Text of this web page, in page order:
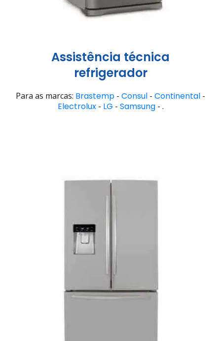
Assistência técnica
refrigerador
Para as marcas: Brastemp - Consul - Continental -
Electrolux- LG - Samsung- .